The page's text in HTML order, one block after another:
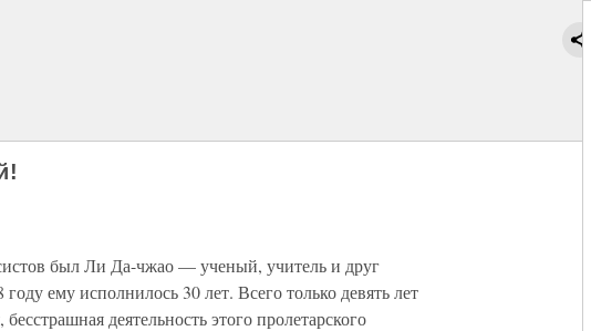
был Ли Да-чжао — ученый, учитель и друг
ему исполнилось 30 лет. Всего только девять лет
деятельность этого пролетарского